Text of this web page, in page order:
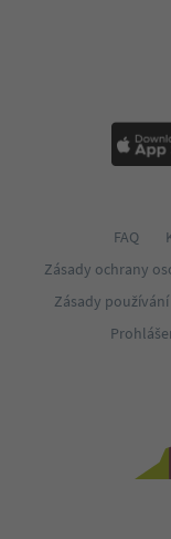
FAQ
Zásady ochrany
Zásady